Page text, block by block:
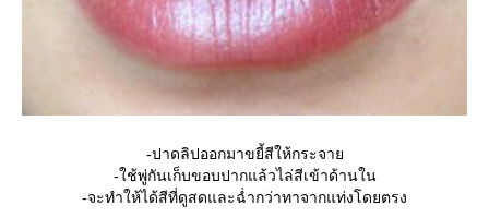
-ปาดลิปออกมาขยี้สีให้กระจา
-ใช้พู่กันเก็บขอบปากแล้วไล่สีเข้าด้านใน
-จะทำให้ได้สีที่ดูสดและฉ่ำกว่าทาจากแท่งโดยตรง